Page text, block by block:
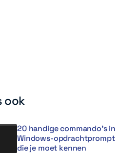
ook
20 handige commando’s in
Windows-opdrachtprompt
die je moet kennen